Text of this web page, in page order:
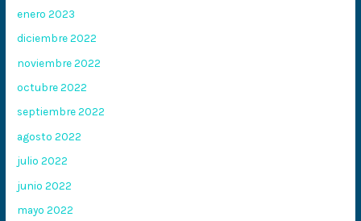
enero 2023
diciembre 2022
noviembre 2022
octubre 2022
septiembre 2022
agosto 2022
julio 2022
junio 2022
mayo 2022